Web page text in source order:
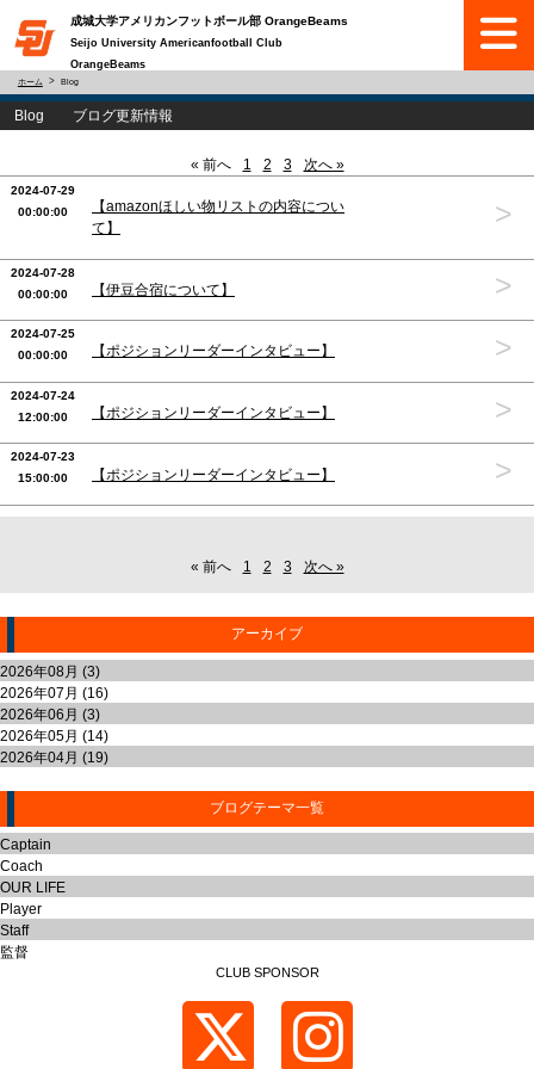
成城大学アメリカンフットボール部 OrangeBeams
Seijo University Americanfootball Club
OrangeBeams
ホーム Blog
Blog ブログ更新情報
« 前へ 1 2 3 次へ »
2024-07-29
00:00:00
【amazonほしい物リストの内容につい
て】
>
2024-07-28
00:00:00
【伊豆合宿について】 >
2024-07-25
00:00:00
【ポジションリーダーインタビュー】 >
2024-07-24
12:00:00
【ポジションリーダーインタビュー】 >
2024-07-23
15:00:00
【ポジションリーダーインタビュー】 >
« 前へ 1 2 3 次へ »
アーカイブ
2026年08月 (3)
2026年07月 (16)
2026年06月 (3)
2026年05月 (14)
2026年04月 (19)
ブログテーマ一覧
Captain
Coach
OUR LIFE
Player
Staff
監督
CLUB SPONSOR